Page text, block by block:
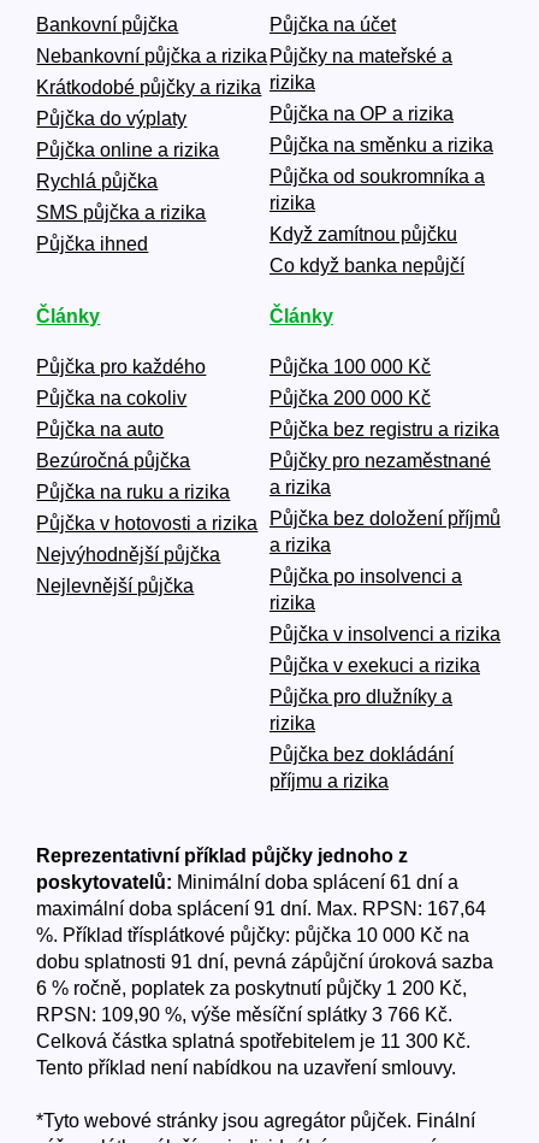
Bankovní půjčka
Nebankovní půjčka a rizika
Krátkodobé půjčky a rizika
Půjčka do výplaty
Půjčka online a rizika
Rychlá půjčka
SMS půjčka a rizika
Půjčka ihned
Půjčka na účet
Půjčky na mateřské a
rizika
Půjčka na OP a rizika
Půjčka na směnku a rizika
Půjčka od soukromníka a
rizika
Když zamítnou půjčku
Co když banka nepůjčí
Články
Půjčka pro každého
Půjčka na cokoliv
Půjčka na auto
Bezúročná půjčka
Půjčka na ruku a rizika
Půjčka v hotovosti a rizika
Nejvýhodnější půjčka
Nejlevnější půjčka
Články
Půjčka 100 000 Kč
Půjčka 200 000 Kč
Půjčka bez registru a rizika
Půjčky pro nezaměstnané
a rizika
Půjčka bez doložení příjmů
a rizika
Půjčka po insolvenci a
rizika
Půjčka v insolvenci a rizika
Půjčka v exekuci a rizika
Půjčka pro dlužníky a
rizika
Půjčka bez dokládání
příjmu a rizika
Reprezentativní příklad půjčky jednoho z
poskytovatelů: Minimální doba splácení 61 dní a
maximální doba splácení 91 dní. Max. RPSN: 167,64
%. Příklad třísplátkové půjčky: půjčka 10 000 Kč na
dobu splatnosti 91 dní, pevná zápůjční úroková sazba
6 % ročně, poplatek za poskytnutí půjčky 1 200 Kč,
RPSN: 109,90 %, výše měsíční splátky 3 766 Kč.
Celková částka splatná spotřebitelem je 11 300 Kč.
Tento příklad není nabídkou na uzavření smlouvy.
*Tyto webové stránky jsou agregátor půjček. Finální